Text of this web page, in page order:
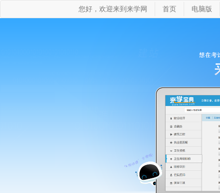
您好，欢迎来到来学网 首页 电脑版